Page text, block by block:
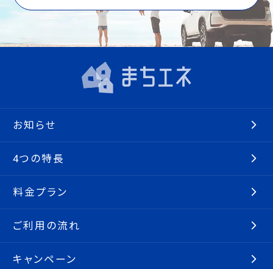
お知らせ
4つの特長
料金プラン
ご利用の流れ
キャンペーン